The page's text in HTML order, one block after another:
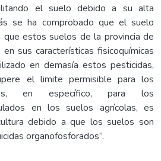
el suelo debido a su alta
se ha comprobado que el suelo
que estos suelos de la provincia de
sus características fisicoquímicas
en demasía estos pesticidas,
el limite permisible para los
en específico, para los
en los suelos agrícolas, es
debido a que los suelos son
organofosforados”.